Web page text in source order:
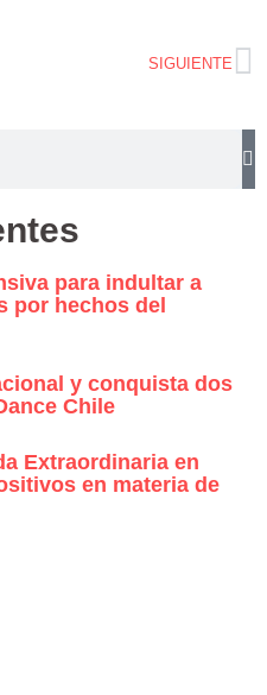
SIGUIENTE
para indultar a
por hechos del
y conquista dos
Chile
Extraordinaria en
en materia de